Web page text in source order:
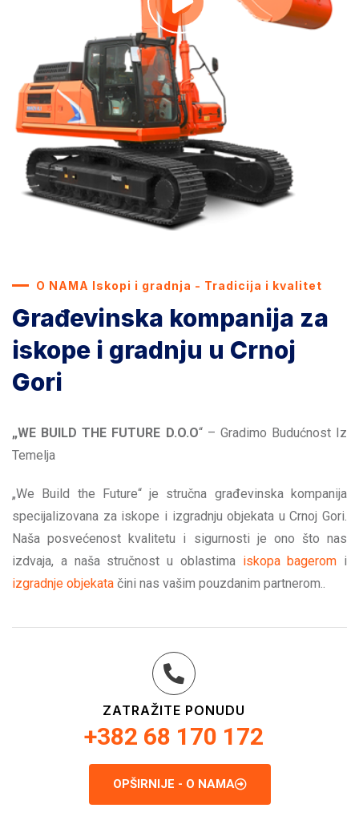
O NAMA Iskopi i gradnja - Tradicija i kvalitet
Građevinska kompanija za
iskope i gradnju u Crnoj
Gori
„WE BUILD THE FUTURE D.O.O“ – Gradimo Budućnost Iz
Temelja
„We Build the Future“ je stručna građevinska kompanija
specijalizovana za iskope i izgradnju objekata u Crnoj Gori.
Naša posvećenost kvalitetu i sigurnosti je ono što nas
izdvaja, a naša stručnost u oblastima iskopa bagerom i
izgradnje objekata čini nas vašim pouzdanim partnerom..
ZATRAŽITE PONUDU
+382 68 170 172
OPŠIRNIJE - O NAMA